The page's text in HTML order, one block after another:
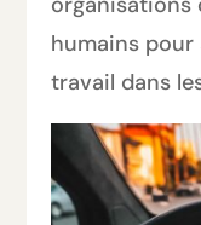
humains
travail dans